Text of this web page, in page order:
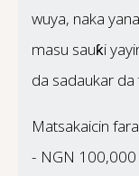
wuya, naka
masu sauƙi
da sadaukar da
Matsakaicin
- NGN 100,000